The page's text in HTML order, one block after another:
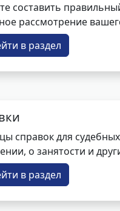
составить
рассмотрение
в раздел
справок для
о занятости и
в раздел